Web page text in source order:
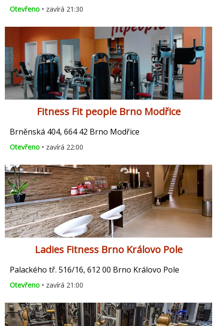
Otevřeno • zavírá 21:30
Fitness Fit people Brno Modřice
Brněnská 404, 664 42 Brno Modřice
Otevřeno • zavírá 22:00
Ladies Fitness Brno Královo Pole
Palackého tř. 516/16, 612 00 Brno Královo Pole
Otevřeno • zavírá 21:00